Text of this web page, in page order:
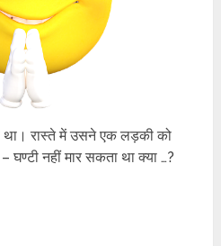
था। रास्ते में उसने एक लड़की को
घण्टी नहीं मार सकता था क्या …?